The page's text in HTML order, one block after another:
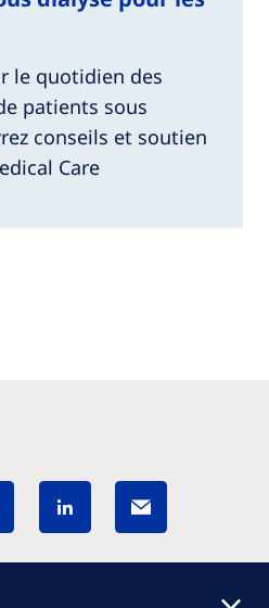
le quotidien des
patients sous
conseils et soutien
Care